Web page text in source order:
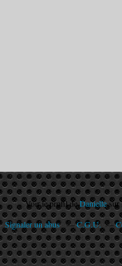
Voir le profil deDaniellesur
Signaler un abus
C.G.U.